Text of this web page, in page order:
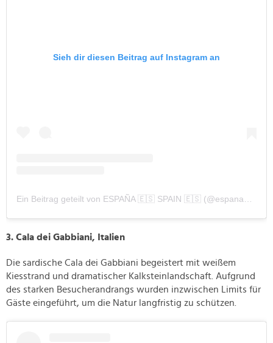
Sieh dir diesen Beitrag auf Instagram an
3. Cala dei Gabbiani, Italien
Die sardische Cala dei Gabbiani begeistert mit weißem
Kiesstrand und dramatischer Kalksteinlandschaft. Aufgrund
des starken Besucherandrangs wurden inzwischen Limits für
Gäste eingeführt, um die Natur langfristig zu schützen.